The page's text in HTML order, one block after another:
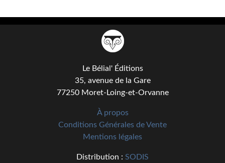
Le Bélial' Éditions
35, avenue de la Gare
77250 Moret-Loing-et-Orvanne
À propos
Conditions Générales de Vente
Mentions légales
Distribution : SODIS